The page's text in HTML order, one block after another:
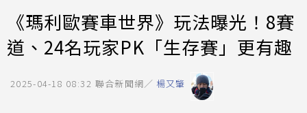
《瑪利歐賽車世界》玩法曝光！8賽
道、24名玩家PK「生存賽」更有趣
2025-04-18 08:32 聯合新聞網／ 楊又肇